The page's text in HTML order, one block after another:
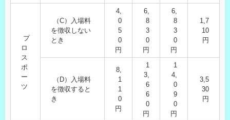
プ
ロ
ス
ポ
ー
ツ
（C）入場料
を徴収しない
とき
4,
0
5
0
円
6,
8
3
0
円
6,
8
3
0
円
1,7
10
円
（D）入場料
を徴収すると
き
8,
1
1
0
円
1
3,
6
6
0
円
1
4,
0
9
0
円
3,5
30
円